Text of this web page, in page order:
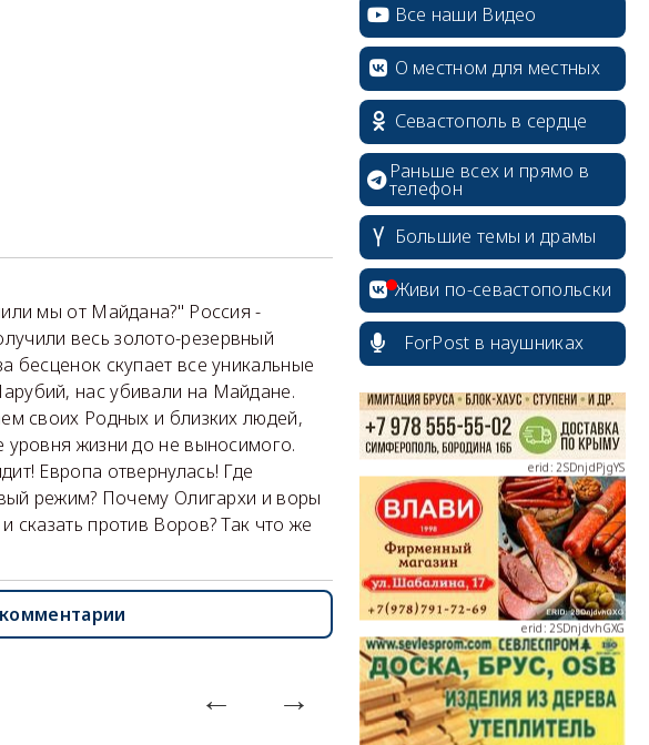
мы от Майдана?" Россия -
весь золото-резервный
бесценок скупает все уникальные
нас убивали на Майдане.
своих Родных и близких людей,
уровня жизни до не выносимого.
Европа отвернулась! Где
режим? Почему Олигархи и воры
сказать против Воров? Так что же
Все наши Видео
О местном для местных
Севастополь в сердце
Раньше всех и прямо в
телефон
Большие темы и драмы
Живи по-севастопольски
ForPost в наушниках
erid: 2SDnjcrDNw6
erid: 2SDnjdPjgYS
erid: 2SDnjdvhGXG
erid: 2SDnjcLUypt